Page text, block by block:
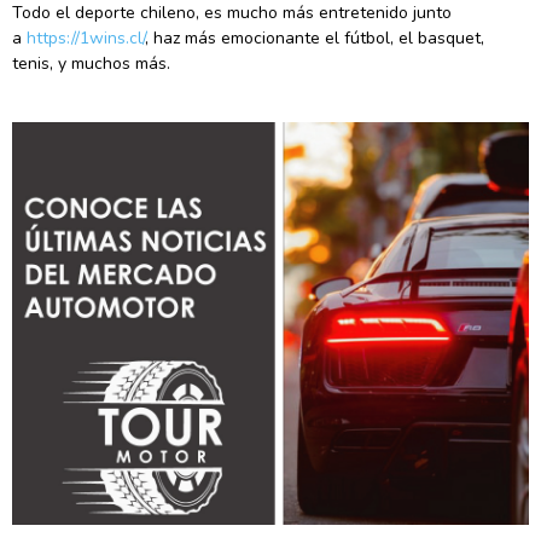
Todo el deporte chileno, es mucho más entretenido junto
a https://1wins.cl/, haz más emocionante el fútbol, el basquet,
tenis, y muchos más.